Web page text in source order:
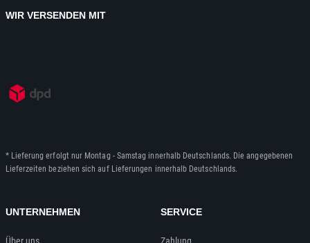
WIR VERSENDEN MIT
* Lieferung erfolgt nur Montag - Samstag innerhalb Deutschlands. Die angegebenen
Lieferzeiten beziehen sich auf Lieferungen innerhalb Deutschlands.
UNTERNEHMEN
Über uns
SERVICE
Zahlung